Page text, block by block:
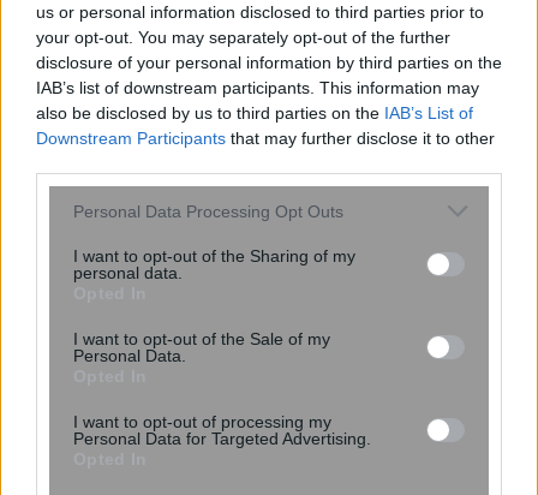
us or personal information disclosed to third parties prior to
your opt-out. You may separately opt-out of the further
disclosure of your personal information by third parties on the
IAB’s list of downstream participants. This information may
also be disclosed by us to third parties on the IAB’s List of
Downstream Participants that may further disclose it to other
Please note that this website/app uses one or more Google
not limited to your visit or usage behaviour. You may click to
grant or deny consent to Google and its third-party tags to
consent section.
Personal Data Processing Opt Outs
I want to opt-out of the Sharing of my
personal data.
I want to opt-out of the Sale of my
Personal Data.
I want to opt-out of processing my
Personal Data for Targeted Advertising.
θυελλώδεις άνεμοι σήμερα – Πού θα
είναι πιο έντονα τα φαινόμενα
, 18 Σεπτεμβρίου 2020 ||